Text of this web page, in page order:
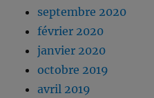
septembre 2020
février 2020
janvier 2020
octobre 2019
avril 2019